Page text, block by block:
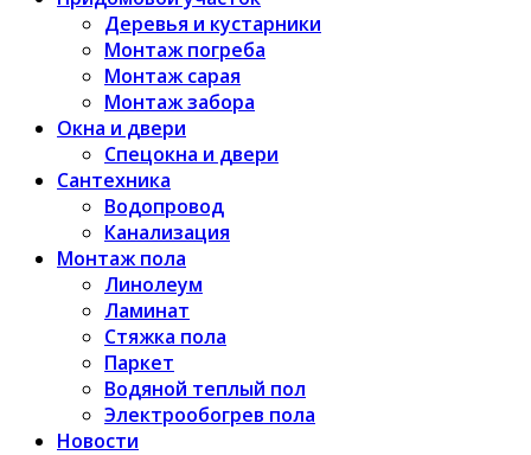
Деревья и кустарники
Монтаж погреба
Монтаж сарая
Монтаж забора
Окна и двери
Спецокна и двери
Сантехника
Водопровод
Канализация
Монтаж пола
Линолеум
Ламинат
Стяжка пола
Паркет
Водяной теплый пол
Электрообогрев пола
Новости